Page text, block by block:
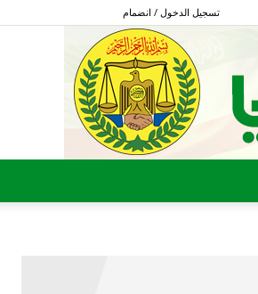
تسجيل الدخول / انضمام